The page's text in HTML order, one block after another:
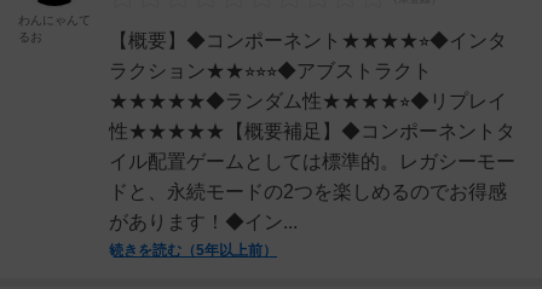
【概要】◆コンポーネント★★★★⭐︎◆インタ
ラクション★★⭐︎⭐︎⭐︎◆アブストラクト
★★★★★◆ランダム性★★★★⭐︎◆リプレイ
性★★★★★【概要補足】◆コンポーネントタ
イル配置ゲームとしては標準的。レガシーモー
ドと、永続モードの2つを楽しめるのでお得感
があります！◆イン...
続きを読む（5年以上前）
わんにゃんて
るお